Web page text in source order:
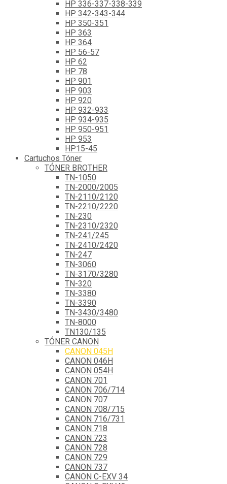
HP 336-337-338-339
HP 342-343-344
HP 350-351
HP 363
HP 364
HP 56-57
HP 62
HP 78
HP 901
HP 903
HP 920
HP 932-933
HP 934-935
HP 950-951
HP 953
HP15-45
Cartuchos Tóner
TÓNER BROTHER
TN-1050
TN-2000/2005
TN-2110/2120
TN-2210/2220
TN-230
TN-2310/2320
TN-241/245
TN-2410/2420
TN-247
TN-3060
TN-3170/3280
TN-320
TN-3380
TN-3390
TN-3430/3480
TN-8000
TN130/135
TÓNER CANON
CANON 045H
CANON 046H
CANON 054H
CANON 701
CANON 706/714
CANON 707
CANON 708/715
CANON 716/731
CANON 718
CANON 723
CANON 728
CANON 729
CANON 737
CANON C-EXV 34